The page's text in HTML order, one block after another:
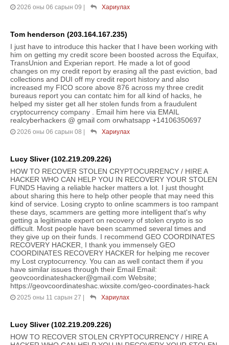
2026 оны 06 сарын 09 | Хариулах
Tom henderson (203.164.167.235)
I just have to introduce this hacker that I have been working with
him on getting my credit score been boosted across the Equifax,
TransUnion and Experian report. He made a lot of good
changes on my credit report by erasing all the past eviction, bad
collections and DUI off my credit report history and also
increased my FICO score above 876 across my three credit
bureaus report you can contatc him for all kind of hacks, he
helped my sister get all her stolen funds from a fraudulent
cryptocurrency company . Email him here via EMAIL
realcyberhackers @ gmail com orwhatsapp +14106350697
2026 оны 06 сарын 08 | Хариулах
Lucy Sliver (102.219.209.226)
HOW TO RECOVER STOLEN CRYPTOCURRENCY / HIRE A
HACKER WHO CAN HELP YOU IN RECOVERY YOUR STOLEN
FUNDS Having a reliable hacker matters a lot. I just thought
about sharing this here to help other people that may need this
kind of service. Losing crypto to online scammers is too rampant
these days, scammers are getting more intelligent that's why
getting a legitimate expert on recovery of stolen crypto is so
difficult. Most people have been scammed several times and
they give up on their funds. I recommend GEO COORDINATES
RECOVERY HACKER, I thank you immensely GEO
COORDINATES RECOVERY HACKER for helping me recover
my Lost cryptocurrency. You can as well contact them if you
have similar issues through their Email Email:
geovcoordinateshacker@gmail.com Website;
https://geovcoordinateshac.wixsite.com/geo-coordinates-hack
2025 оны 11 сарын 27 | Хариулах
Lucy Sliver (102.219.209.226)
HOW TO RECOVER STOLEN CRYPTOCURRENCY / HIRE A